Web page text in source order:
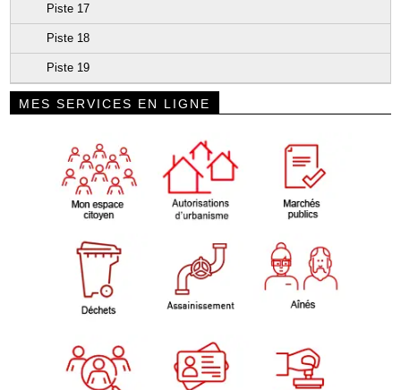
Piste 17
Piste 18
Piste 19
MES SERVICES EN LIGNE